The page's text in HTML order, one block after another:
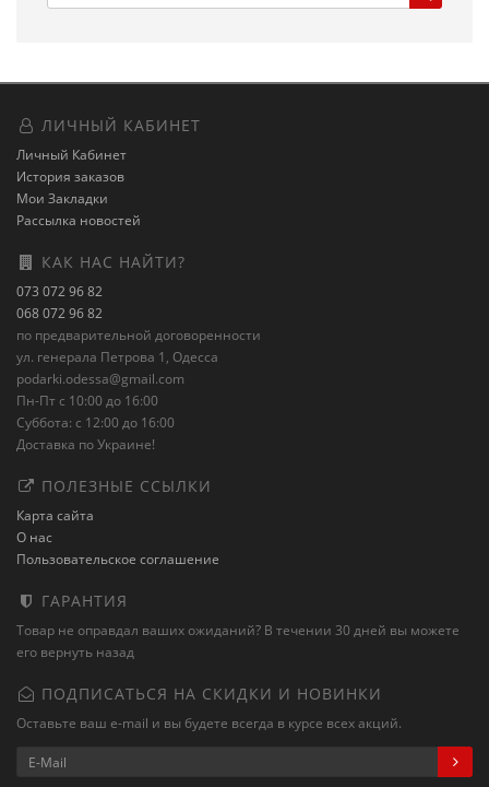
ЛИЧНЫЙ КАБИНЕТ
Личный Кабинет
История заказов
Мои Закладки
Рассылка новостей
КАК НАС НАЙТИ?
073 072 96 82
068 072 96 82
по предварительной договоренности
ул. генерала Петрова 1, Одесса
podarki.odessa@gmail.com
Пн-Пт с 10:00 до 16:00
Суббота: с 12:00 до 16:00
Доставка по Украине!
ПОЛЕЗНЫЕ ССЫЛКИ
Карта сайта
О нас
Пользовательское соглашение
ГАРАНТИЯ
Товар не оправдал ваших ожиданий? В течении 30 дней вы можете
его вернуть назад
ПОДПИСАТЬСЯ НА СКИДКИ И НОВИНКИ
Оставьте ваш e-mail и вы будете всегда в курсе всех акций.